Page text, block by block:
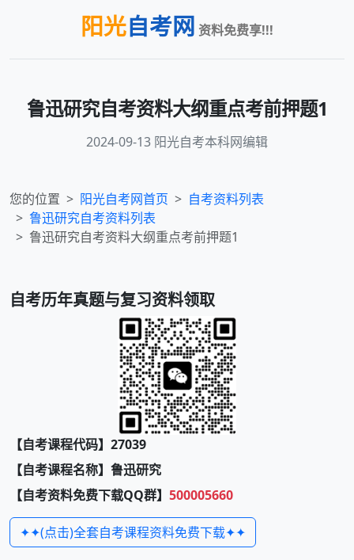
阳光自考网 资料免费享!!!
鲁迅研究自考资料大纲重点考前押题1
2024-09-13 阳光自考本科网编辑
您的位置 阳光自考网首页
自考资料列表
鲁迅研究自考资料列表
鲁迅研究自考资料大纲重点考前押题1
自考历年真题与复习资料领取
【自考课程代码】27039
【自考课程名称】鲁迅研究
【自考资料免费下载QQ群】 500005660
✦✦(点击)全套自考课程资料免费下载✦✦